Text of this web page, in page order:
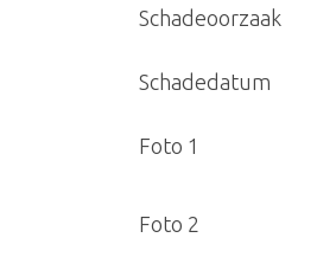
Schadeoorzaak
Schadedatum
Foto 1
Foto 2